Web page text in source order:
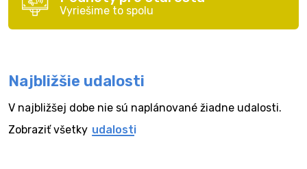
Vyriešime to spolu
Najbližšie udalosti
V najbližšej dobe nie sú naplánované žiadne udalosti.
Zobraziť všetky udalosti